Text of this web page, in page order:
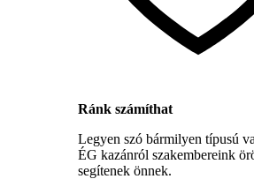
Ránk számíthat
Legyen szó bármilyen típusú
ÉG kazánról szakembereink
segítenek önnek.